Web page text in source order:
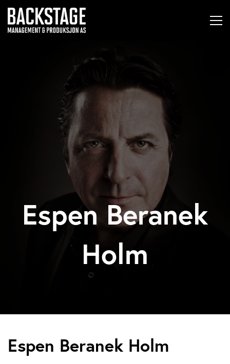
Espen Beranek
Holm
E
Espen Beranek Holm